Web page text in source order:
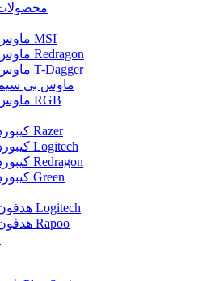
ماوس گیمینگ MSI
ماوس گیمینگ Redragon
ماوس گیمینگ T-Dagger
ماوس بی
ماوس گیمینگ RGB
کیبورد گیمینگ Razer
کیبورد گیمینگ Logitech
کیبورد گیمینگ Redragon
کیبورد گیمینگ Green
هدفون گیمینگ Logitech
هدفون گیمینگ Rapoo